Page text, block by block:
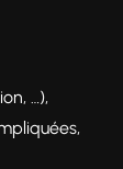
…),